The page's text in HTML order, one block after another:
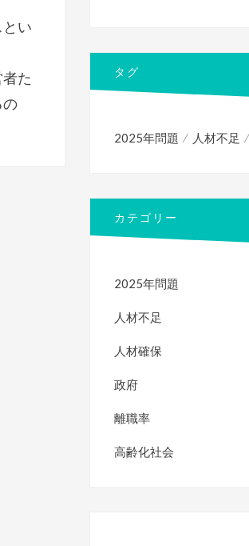
い
た
の
タグ
2025年問題 人材不足
カテゴリー
2025年問題
人材不足
人材確保
政府
離職率
高齢化社会